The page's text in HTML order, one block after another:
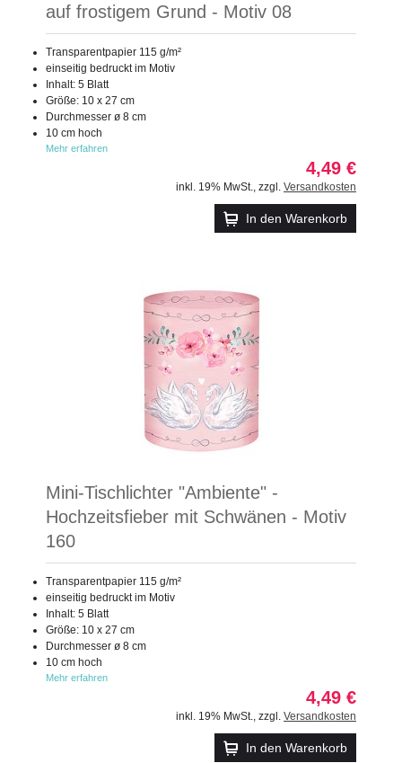
auf frostigem Grund - Motiv 08
Transparentpapier 115 g/m²
einseitig bedruckt im Motiv
Inhalt: 5 Blatt
Größe: 10 x 27 cm
Durchmesser ø 8 cm
10 cm hoch
Mehr erfahren
4,49 €
inkl. 19% MwSt. zzgl. Versandkosten
In den Warenkorb
Mini-Tischlichter "Ambiente" -
Hochzeitsfieber mit Schwänen - Motiv
160
Transparentpapier 115 g/m²
einseitig bedruckt im Motiv
Inhalt: 5 Blatt
Größe: 10 x 27 cm
Durchmesser ø 8 cm
10 cm hoch
Mehr erfahren
4,49 €
inkl. 19% MwSt. zzgl. Versandkosten
In den Warenkorb